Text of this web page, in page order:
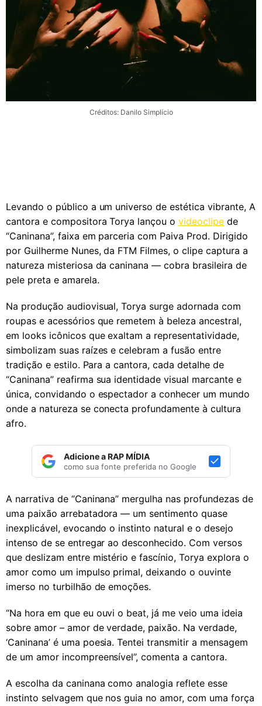
Créditos: Danilo Simplício
Levando o público a um universo de estética vibrante, A
cantora e compositora Torya lançou ovideoclipede
“Caninana”, faixa em parceria com Paiva Prod. Dirigido
por Guilherme Nunes, da FTM Filmes, o clipe captura a
natureza misteriosa da caninana — cobra brasileira de
pele preta e amarela.
Na produção audiovisual, Torya surge adornada com
roupas e acessórios que remetem à beleza ancestral,
em looks icônicos que exaltam a representatividade,
simbolizam suas raízes e celebram a fusão entre
tradição e estilo. Para a cantora, cada detalhe de
“Caninana” reafirma sua identidade visual marcante e
única, convidando o espectador a conhecer um mundo
onde a natureza se conecta profundamente à cultura
afro.
Adicione a RAP MÍDIA
como sua fonte preferida no Google
A narrativa de “Caninana” mergulha nas profundezas de
uma paixão arrebatadora — um sentimento quase
inexplicável, evocando o instinto natural e o desejo
intenso de se entregar ao desconhecido. Com versos
que deslizam entre mistério e fascínio, Torya explora o
amor como um impulso primal, deixando o ouvinte
imerso no turbilhão de emoções.
“Na hora em que eu ouvi o beat, já me veio uma ideia
sobre amor – amor de verdade, paixão. Na verdade,
‘Caninana’ é uma poesia. Tentei transmitir a mensagem
de um amor incompreensível”, comenta a cantora.
A escolha da caninana como analogia reflete esse
instinto selvagem que nos guia no amor, com uma força